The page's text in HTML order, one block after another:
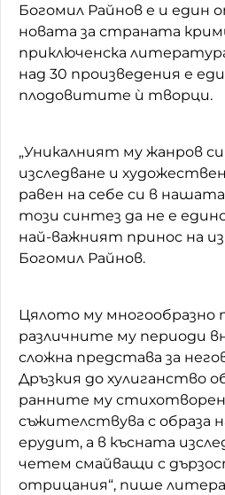
Богомил Райнов е и един
новата за страната
приключенска
над 30 произведения е
плодовитите ѝ творци.
„Уникалният му жанров
изследване и
равен на себе си в
този синтез да не е
най-важният принос на
Богомил Райнов.
Цялото му многообразно
различните му периоди
сложна представа за
Дръзкия до хулиганство
ранните му
съжителствува с образа
ерудит, а в късната
четем смайващи с
отрицания“, пише